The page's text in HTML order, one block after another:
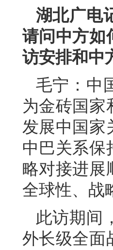
湖北广电
请问中方如
访安排和中
毛宁：中
为金砖国家
发展中国家
中巴关系保
略对接进展
全球性、战
此访期间
外长级全面